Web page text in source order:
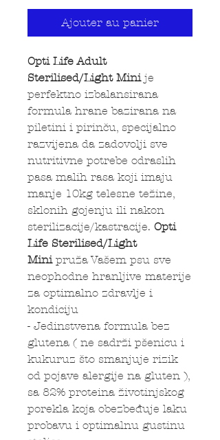
Ajouter au panier
Opti Life Adult
Sterilised/Light Mini je
perfektno izbalansirana
formula hrane bazirana na
piletini i pirinču, specijalno
razvijena da zadovolji sve
nutritivne potrebe odraslih
pasa malih rasa koji imaju
manje 10kg telesne težine,
sklonih gojenju ili nakon
sterilizacije/kastracije. Opti
Life Sterilised/Light
Mini pruža Vašem psu sve
neophodne hranljive materije
za optimalno zdravlje i
kondiciju
- Jedinstvena formula bez
glutena ( ne sadrži pšenicu i
kukuruz što smanjuje rizik
od pojave alergije na gluten ),
sa 82% proteina životinjskog
porekla koja obezbeđuje laku
probavu i optimalnu gustinu